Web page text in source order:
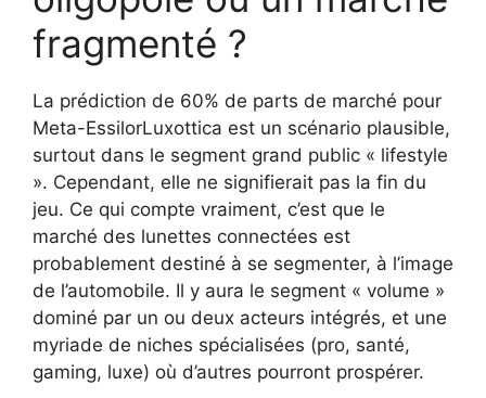
fragmenté ?
La prédiction de 60% de parts de marché pour
Meta-EssilorLuxottica est un scénario plausible,
surtout dans le segment grand public « lifestyle
». Cependant, elle ne signifierait pas la fin du
jeu. Ce qui compte vraiment, c’est que le
marché des lunettes connectées est
probablement destiné à se segmenter, à l’image
de l’automobile. Il y aura le segment « volume »
dominé par un ou deux acteurs intégrés, et une
myriade de niches spécialisées (pro, santé,
gaming, luxe) où d’autres pourront prospérer.